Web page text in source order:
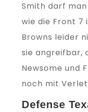
Smith darf
wie die Front 7
Browns leider
sie angreifbar,
Newsome und
noch mit
Defense